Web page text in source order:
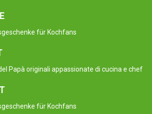
für Kochfans
Papà originali appassionate di cucina e chef
für Kochfans